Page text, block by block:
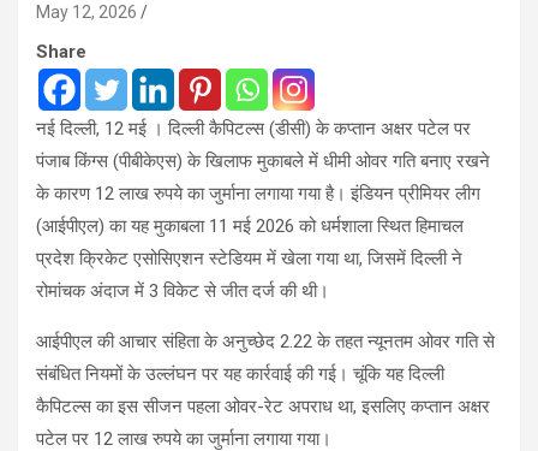
May 12, 2026
Share
नई दिल्ली, 12 मई । दिल्ली कैपिटल्स (डीसी) के कप्तान अक्षर पटेल पर
पंजाब किंग्स (पीबीकेएस) के खिलाफ मुकाबले में धीमी ओवर गति बनाए रखने
के कारण 12 लाख रुपये का जुर्माना लगाया गया है। इंडियन प्रीमियर लीग
(आईपीएल) का यह मुकाबला 11 मई 2026 को धर्मशाला स्थित हिमाचल
प्रदेश क्रिकेट एसोसिएशन स्टेडियम में खेला गया था, जिसमें दिल्ली ने
रोमांचक अंदाज में 3 विकेट से जीत दर्ज की थी।
आईपीएल की आचार संहिता के अनुच्छेद 2.22 के तहत न्यूनतम ओवर गति से
संबंधित नियमों के उल्लंघन पर यह कार्रवाई की गई। चूंकि यह दिल्ली
कैपिटल्स का इस सीजन पहला ओवर-रेट अपराध था, इसलिए कप्तान अक्षर
पटेल पर 12 लाख रुपये का जुर्माना लगाया गया।